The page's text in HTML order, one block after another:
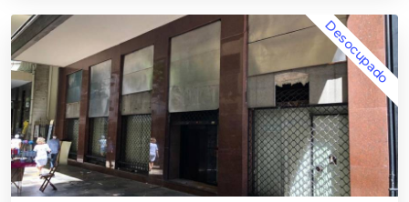
Desocupado